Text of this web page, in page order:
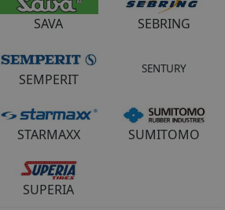
SAVA SEBRING
SEMPERIT
SENTURY
STARMAXX SUMITOMO
SUPERIA